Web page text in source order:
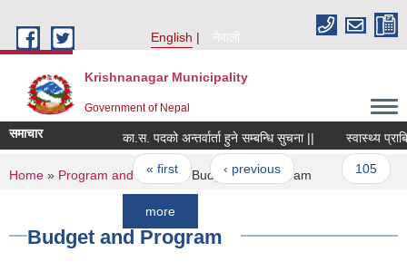
English
नेपाली
Krishnanagar Municipality
Government of Nepal
समाचार का.स. पदको अन्तर्वार्ता हुने सम्बन्धि सुचना || स्वास्थ्य
Pages
« first ‹ previous
more
You are here
Home » Program and Project» Budget and Program
Budget and Program